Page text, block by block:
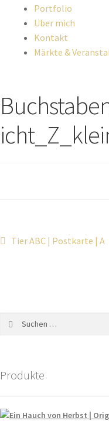
Portfolio
Über mich
Kontakt
Märkte &
Tier ABC | Postkarte | A
Produkte